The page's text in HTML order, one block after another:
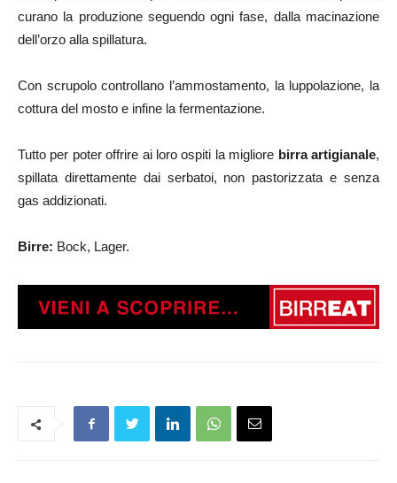
curano la produzione seguendo ogni fase, dalla macinazione
dell’orzo alla spillatura.
Con scrupolo controllano l’ammostamento, la luppolazione, la
cottura del mosto e infine la fermentazione.
Tutto per poter offrire ai loro ospiti la migliore birra artigianale,
spillata direttamente dai serbatoi, non pastorizzata e senza
gas addizionati.
Birre: Bock, Lager.